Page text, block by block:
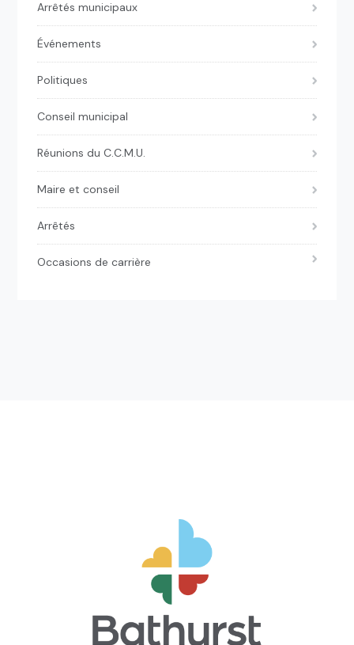
Arrêtés municipaux
Événements
Politiques
Conseil municipal
Réunions du C.C.M.U.
Maire et conseil
Arrêtés
Occasions de carrière